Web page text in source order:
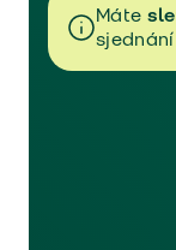
Máte
sjednání